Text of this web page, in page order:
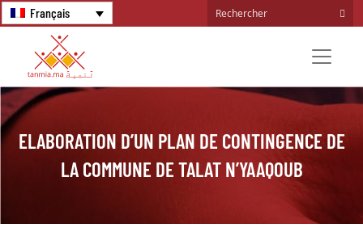
Français
ELABORATION D’UN PLAN DE CONTINGENCE DE
LA COMMUNE DE TALAT N’YAAQOUB